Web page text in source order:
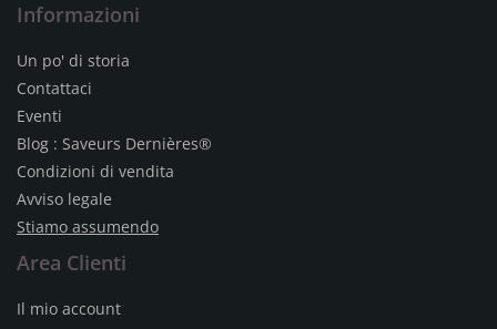
Informazioni
Un po' di storia
Contattaci
Eventi
Blog : Saveurs Dernières®
Condizioni di vendita
Avviso legale
Stiamo assumendo
Area Clienti
Il mio account